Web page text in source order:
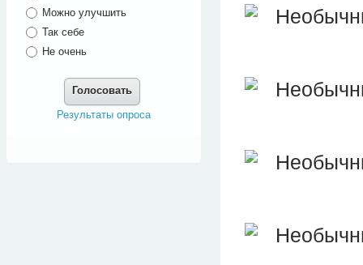
Можно улучшить
Так себе
Не очень
Голосовать
Результаты опроса